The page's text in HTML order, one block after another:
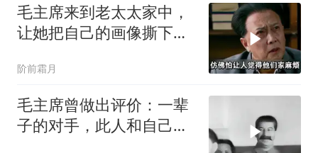
毛主席来到老太太家中，
让她把自己的画像撕下
阶前霜月
毛主席曾做出评价：一辈
子的对手，此人和自己较